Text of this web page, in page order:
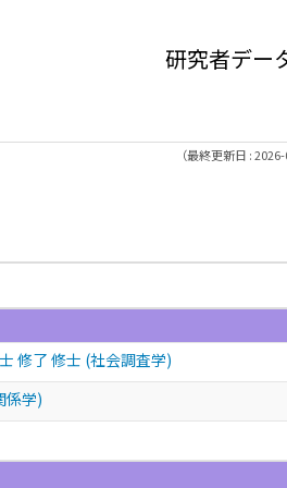
研究者デー
（最終更新日 :
修了 修士 (社会調査学)
学)